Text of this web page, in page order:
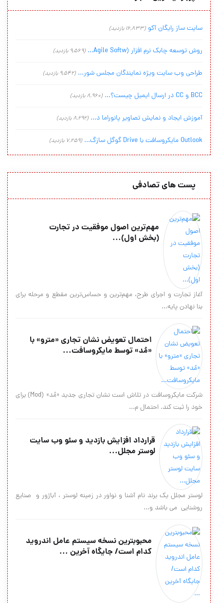
سایت ساز رایگان آکو (16,833 بازدید)
روش توسعه چابک نرم افزار (Agile Softw... (9,569 بازدید)
طراحی وب سایت ویژه نمایندگان مجلس شور... (9,542 بازدید)
BCC و CC در ارسال ایمیل چیست؟... (8,960 بازدید)
آموزش ایجاد و نمایش تصاویر پانوراما د... (8,292 بازدید)
Outlook مایکروسافت با Drive گوگل سازگ... (7,259 بازدید)
پست های تصادفی
مهم‌ترين اصول موفقيت در تجارت
(بخش اول)...
آغاز تجارت و اجراي طرح، مهم‌ترين و حساس‌ترين مقطع و مرحله براي
بنا نهادن پايه...
احتمال تعویض نشان تجاری «مترو» با
«مُد» توسط مایکروسافت...
شرکت مایکروسافت در تلاش است نشان تجاری جدید «مُد» (Mod) برای
خود را ثبت کند. احتمال م...
قرارداد افزایش بازدید و سئو وب سایت
لوستر مجلل...
لوستر مجلل يك برند نام آشنا و نواور در زمينه لوستر ، آباژور و صنايع
روشنايي مي باشد و...
محبوبترین نسخه سیستم عامل اندروید
کدام است/ جایگاه آخرین ...